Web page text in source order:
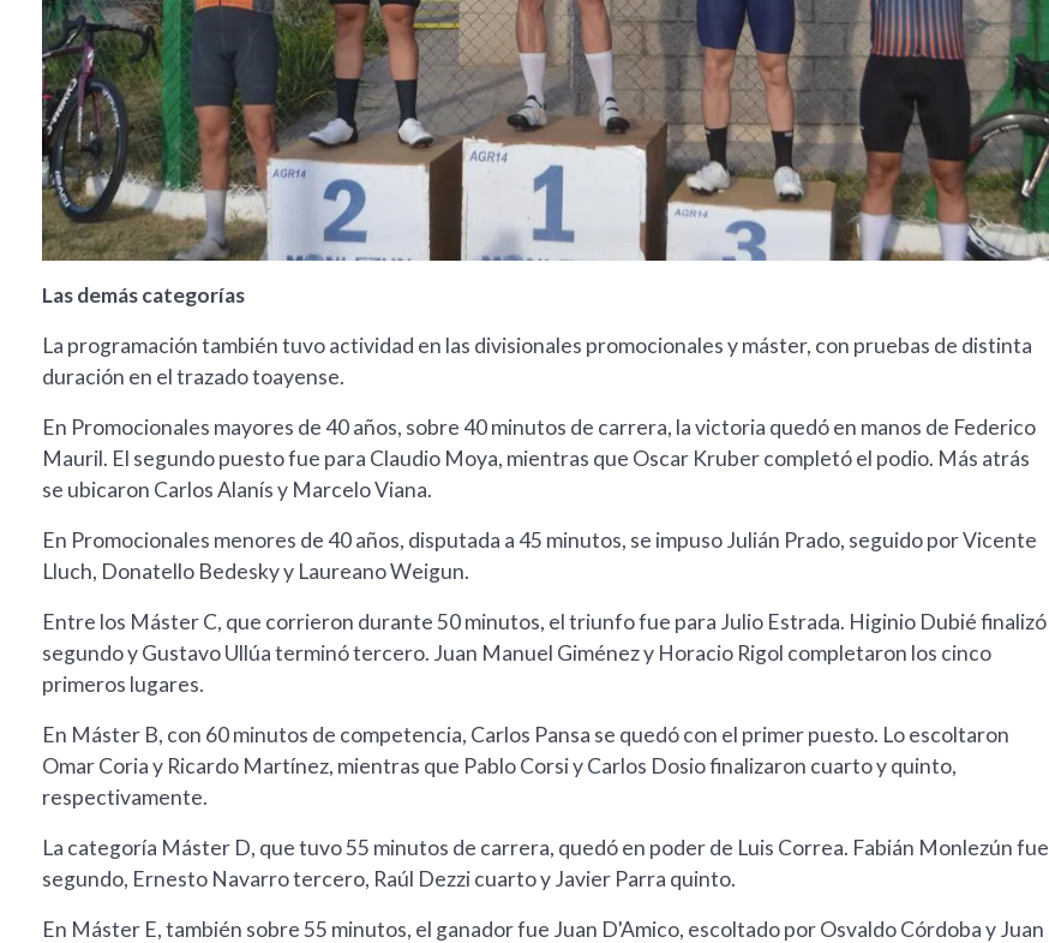
Las demás categorías
La programación también tuvo actividad en las divisionales promocionales y máster, con pruebas de distinta
duración en el trazado toayense.
En Promocionales mayores de 40 años, sobre 40 minutos de carrera, la victoria quedó en manos de Federico
Mauril. El segundo puesto fue para Claudio Moya, mientras que Oscar Kruber completó el podio. Más atrás
se ubicaron Carlos Alanís y Marcelo Viana.
En Promocionales menores de 40 años, disputada a 45 minutos, se impuso Julián Prado, seguido por Vicente
Lluch, Donatello Bedesky y Laureano Weigun.
Entre los Máster C, que corrieron durante 50 minutos, el triunfo fue para Julio Estrada. Higinio Dubié finalizó
segundo y Gustavo Ullúa terminó tercero. Juan Manuel Giménez y Horacio Rigol completaron los cinco
primeros lugares.
En Máster B, con 60 minutos de competencia, Carlos Pansa se quedó con el primer puesto. Lo escoltaron
Omar Coria y Ricardo Martínez, mientras que Pablo Corsi y Carlos Dosio finalizaron cuarto y quinto,
respectivamente.
La categoría Máster D, que tuvo 55 minutos de carrera, quedó en poder de Luis Correa. Fabián Monlezún fue
segundo, Ernesto Navarro tercero, Raúl Dezzi cuarto y Javier Parra quinto.
En Máster E, también sobre 55 minutos, el ganador fue Juan D'Amico, escoltado por Osvaldo Córdoba y Juan